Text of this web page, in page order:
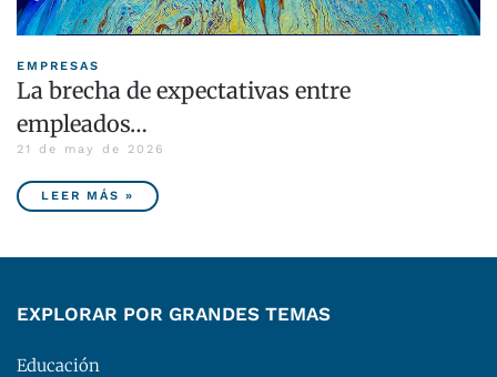
EMPRESAS
La brecha de expectativas entre
empleados…
21 de may de 2026
LEER MÁS »
EXPLORAR POR GRANDES TEMAS
Educación